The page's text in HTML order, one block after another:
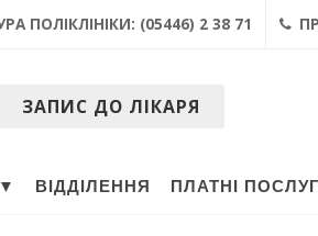
ПОЛІКЛІНІКИ: (05446) 2 38 71
ЗАПИС ДО ЛІКАРЯ
ВІДДІЛЕННЯ ПЛАТНІ